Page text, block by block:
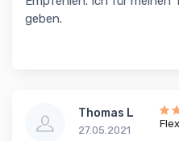
geben.
Thomas L
27.05.2021